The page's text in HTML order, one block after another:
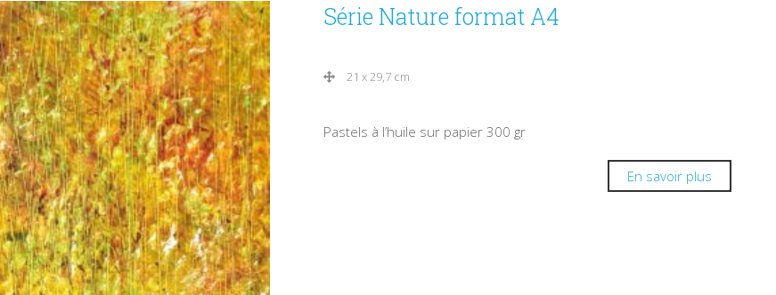
Série Nature format A4
21 x 29,7 cm
Pastels à l’huile sur papier 300 gr
En savoir plus